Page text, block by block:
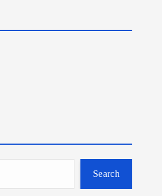
Search